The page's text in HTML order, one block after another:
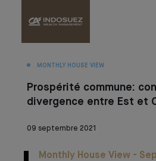
MONTHLY HOUSE VIEW
Prospérité commune:
divergence entre Est et
09 septembre 2021
Monthly House View -